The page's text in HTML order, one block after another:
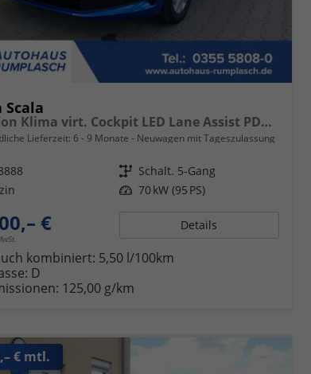
Scala
Selection Klima virt. Cockpit LED Lane Assist PDC hinten Sitzheizung vorn 16 Zoll Bluetooth
Lieferzeit: 6 - 9 Monate Neuwagen mit Tageszulassung
Getriebe Schalt. 5-Gang
Leistung 70 kW (95 PS)
€ Details
kombiniert: 5,50 l/100km
D
125,00 g/km
€ mtl.